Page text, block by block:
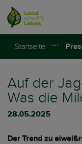
Startseite
Auf der
Was die
28.05.2025
Der Trend zu